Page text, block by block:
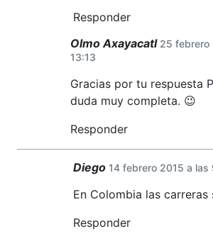
Responder
Olmo Axayacatl 25 febrero
13:13
Gracias por tu respuesta
duda muy completa. 😉
Responder
Diego 14 febrero 2015 a las
En Colombia las carreras
Responder